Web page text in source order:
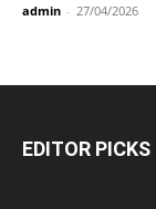
admin - 27/04/2026
EDITOR PICKS